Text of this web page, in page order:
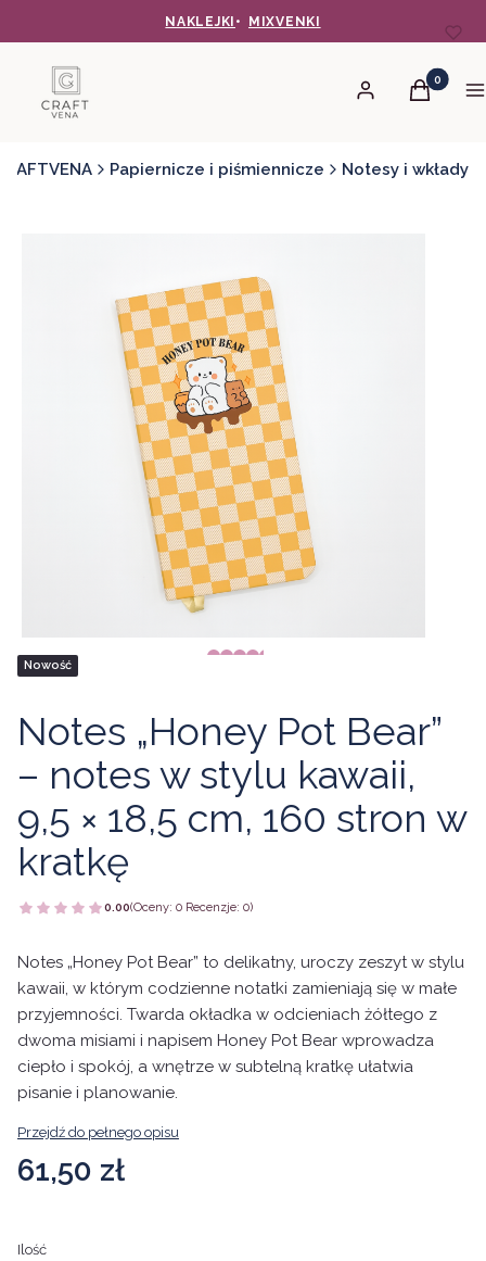
NAKLEJKI • MIXVENKI
Zaloguj sięProdukty
Koszyk
Papiernicze i piśmiennicze Notesy i wkłady
Tagi produktu
Nowość
Notes „Honey Pot Bear”
– notes w stylu kawaii,
9,5 × 18,5 cm, 160 stron w
kratkę
0.00(Oceny: 0 Recenzje: 0)
Notes „Honey Pot Bear” to delikatny, uroczy zeszyt w stylu
kawaii, w którym codzienne notatki zamieniają się w małe
przyjemności. Twarda okładka w odcieniach żółtego z
dwoma misiami i napisem Honey Pot Bear wprowadza
ciepło i spokój, a wnętrze w subtelną kratkę ułatwia
pisanie i planowanie.
Przejdź do pełnego opisu
Cena
61,50 zł
Ilość